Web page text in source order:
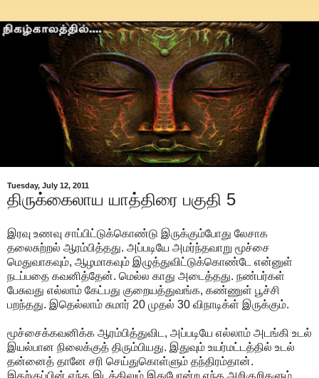
Tuesday, July 12, 2011
திருக்கைலாய யாத்திரை பகுதி 5
இரவு உணவு சாப்பிட்டுக்கொண்டு இருக்கும்போது லேசாக
தலைசுற்றல் ஆரம்பித்தது. அப்படியே அமர்ந்தவாறு மூச்சை
மெதுவாகவும், ஆழமாகவும் இழுத்துவிட்டுக்கொண்டே என்னுள்
நடப்பதை கவனித்தேன். மெல்ல காது அடைத்தது. நண்பர்கள்
பேசுவது எல்லாம் கேட்பது குறையத்துவங்க, கண்ணுள் பூச்சி
பறந்தது. இதெல்லாம் சுமார் 20 முதல் 30 விநாடிக்ள் இருக்கும்.
மூச்சைக்கவனிக்க ஆரம்பித்துவிட, அப்படியே எல்லாம் அடங்கி உடல்
இயல்பான நிலைக்குத் திரும்பியது. இதுவும் உயர்மட்டத்தில் உடல்
தன்னைத் தானே சரி செய்துகொள்ளும் தந்திரம்தான்.
இதற்குப்பின் எந்த இடத்திலும் இதுபோன்ற எந்த அறிகுறிகளும்